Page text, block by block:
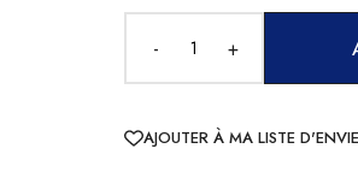
- +
AJOUTER À MA LISTE D'ENVIE